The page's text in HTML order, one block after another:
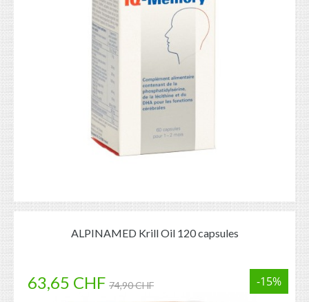
ALPINAMED Krill Oil 120 capsules
63,65 CHF 74,90 CHF -15%